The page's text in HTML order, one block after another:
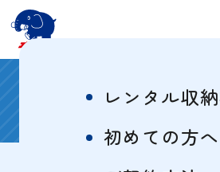
レンタル収
初めての方へ
町田矢